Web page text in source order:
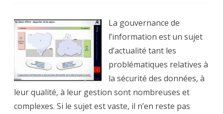
!
La gouvernance de
l’information est un sujet
d’actualité tant les
problématiques relatives à
la sécurité des données, à
leur qualité, à leur gestion sont nombreuses et
complexes. Si le sujet est vaste, il n’en reste pas